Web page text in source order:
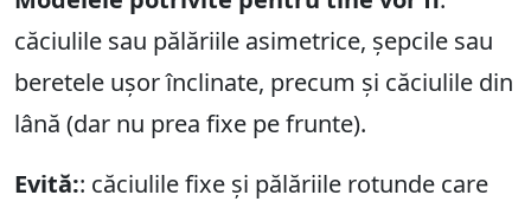
căciulile sau pălăriile asimetrice, șepcile sau
beretele ușor înclinate, precum și căciulile din
lână (dar nu prea fixe pe frunte).
Evită:: căciulile fixe și pălăriile rotunde care